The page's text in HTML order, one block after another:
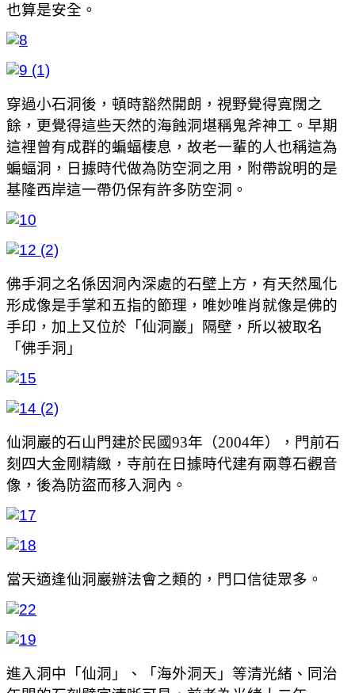
也算是安全。
穿過小石洞後，頓時豁然開朗，視野覺得寬闊之
餘，更覺得這些天然的海蝕洞堪稱鬼斧神工。早期
這裡曾有成群的蝙蝠棲息，故老一輩的人也稱這為
蝙蝠洞，日據時代做為防空洞之用，附帶說明的是
基隆西岸這一帶仍保有許多防空洞。
佛手洞之名係因洞內深處的石壁上方，有天然風化
形成像是手掌和五指的節理，唯妙唯肖就像是佛的
手印，加上又位於「仙洞巖」隔壁，所以被取名
「佛手洞」
仙洞巖的石山門建於民國93年（2004年），門前石
刻四大金剛精緻，寺前在日據時代建有兩尊石觀音
像，後為防盜而移入洞內。
當天適逢仙洞巖辦法會之類的，門口信徒眾多。
進入洞中「仙洞」、「海外洞天」等清光緒、同治